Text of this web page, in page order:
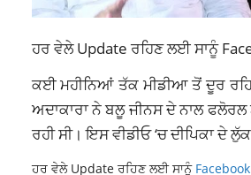
ਹਰ ਵੇਲੇ Update ਰਹਿਣ ਲਈ ਸਾਨੂੰ
ਕਈ ਮਹੀਨਿਆਂ ਤੱਕ ਮੀਡੀਆ ਤੋਂ ਦੂਰ
ਅਦਾਕਾਰਾ ਨੇ ਬਲੂ ਜੀਨਸ ਦੇ ਨਾਲ
ਰਹੀ ਸੀ। ਇਸ ਵੀਡੀਓ ‘ਚ ਦੀਪਿਕਾ ਦੇ
ਹਰ ਵੇਲੇ Update ਰਹਿਣ ਲਈ ਸਾਨੂੰ Facebook